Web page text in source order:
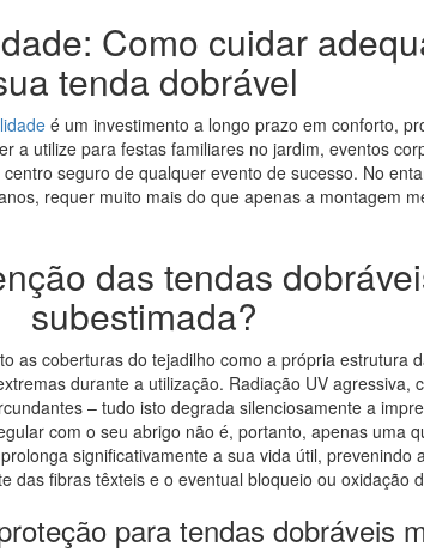
Como cuidar
tenda dobrável
é um investimento a longo prazo em conforto,
a utilize para festas familiares no jardim, eventos
seguro de qualquer evento de sucesso. No
requer muito mais do que apenas a montagem
das tendas
subestimada?
as coberturas do tejadilho como a própria estrutura
durante a utilização. Radiação UV agressiva,
– tudo isto degrada silenciosamente a
com o seu abrigo não é, portanto, apenas uma
significativamente a sua vida útil, prevenindo
das fibras têxteis e o eventual bloqueio ou oxidação
para tendas dobráveis